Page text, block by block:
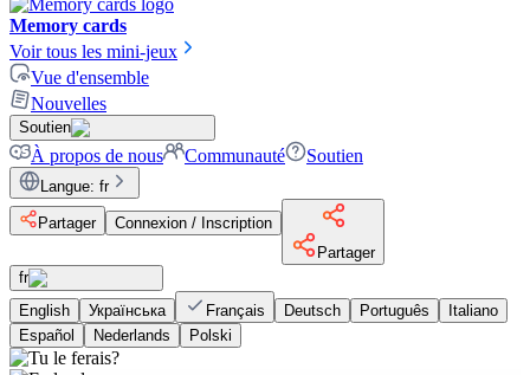
Memory cards
Voir tous les mini-jeux
Vue d'ensemble
Nouvelles
Soutien
À propos de nous Communauté Soutien
Langue: fr
Partager
Connexion / Inscription
Partager
fr
English
Українська Français Deutsch Português
Italiano
Español
Nederlands Polski